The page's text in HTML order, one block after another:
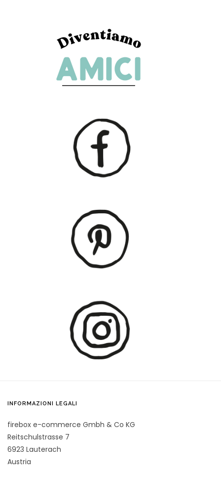
INFORMAZIONI LEGALI
firebox e-commerce Gmbh & Co KG
Reitschulstrasse 7
6923 Lauterach
Austria